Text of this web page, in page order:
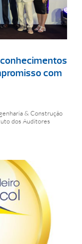
com
& Construção
dos Auditores